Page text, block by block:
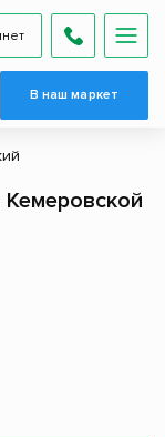
В наш маркет